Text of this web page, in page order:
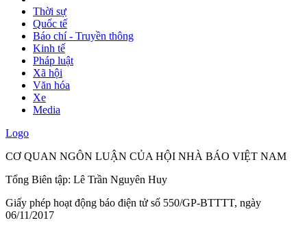
Thời sự
Quốc tế
Báo chí - Truyền thông
Kinh tế
Pháp luật
Xã hội
Văn hóa
Xe
Media
Logo
CƠ QUAN NGÔN LUẬN CỦA HỘI NHÀ BÁO VIỆT NAM
Tổng Biên tập: Lê Trần Nguyên Huy
Giấy phép hoạt động báo điện tử số 550/GP-BTTTT, ngày
06/11/2017